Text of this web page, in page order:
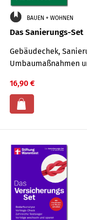
BAUEN + WOHNEN
Das Sanierungs-Set
Gebäudechek,
Umbaumaßnahmen
16,90 €